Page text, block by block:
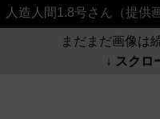
人造人間1.8号さん（提供
まだまだ画像は
↓ スクロ